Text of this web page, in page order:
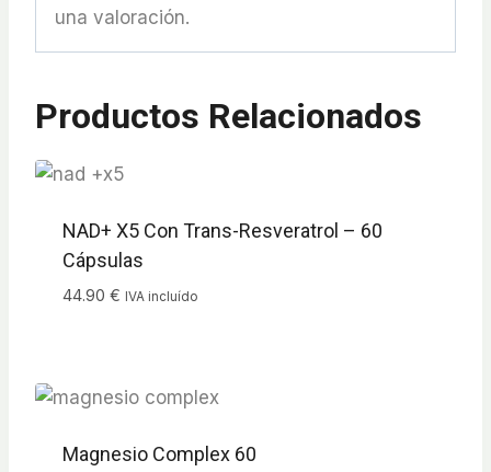
una valoración.
Productos Relacionados
NAD+ X5 Con Trans-Resveratrol – 60
Cápsulas
44.90 € IVA incluído
Magnesio Complex 60